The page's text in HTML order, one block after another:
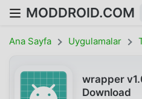
MODDROID.COM
Ana Sayfa Uygulamalar
wrapper
Download